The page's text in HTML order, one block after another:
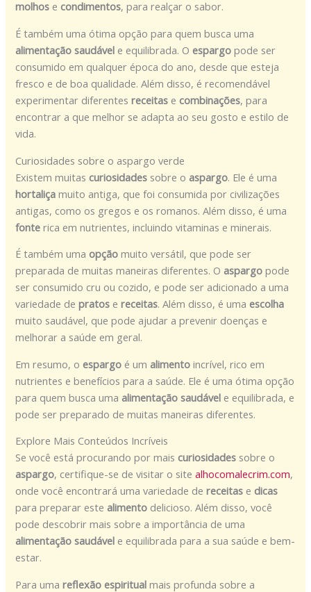
molhos e condimentos, para realçar o sabor.
É também uma ótima opção para quem busca uma
alimentação saudável e equilibrada. O espargo pode ser
consumido em qualquer época do ano, desde que esteja
fresco e de boa qualidade. Além disso, é recomendável
experimentar diferentesreceitas e combinações, para
encontrar a que melhor se adapta ao seu gosto e estilo de
vida.
Curiosidades sobre o aspargo verde
Existem muitas curiosidades sobre o aspargo. Ele é uma
hortaliça muito antiga, que foi consumida por civilizações
antigas, como os gregos e os romanos. Além disso, é uma
fonte rica em nutrientes, incluindo vitaminas e minerais.
É também uma opção muito versátil, que pode ser
preparada de muitas maneiras diferentes. O aspargo pode
ser consumido cru ou cozido, e pode ser adicionado a uma
variedade depratos ereceitas. Além disso, é uma escolha
muito saudável, que pode ajudar a prevenir doenças e
melhorar a saúde em geral.
Em resumo, o espargo é um alimento incrível, rico em
nutrientes e benefícios para a saúde. Ele é uma ótima opção
para quem busca uma alimentação saudável e equilibrada, e
pode ser preparado de muitas maneiras diferentes.
Explore Mais Conteúdos Incríveis
Se você está procurando por mais curiosidades sobre o
aspargo, certifique-se de visitar o sitealhocomalecrim.com,
onde você encontrará uma variedade dereceitas e dicas
para preparar este alimento delicioso. Além disso, você
pode descobrir mais sobre a importância de uma
alimentação saudável e equilibrada para a sua saúde e bem-
estar.
Para umareflexão espiritual mais profunda sobre a